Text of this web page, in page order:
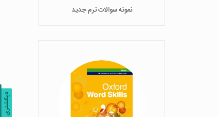
نمونه سوالات ترم جدید